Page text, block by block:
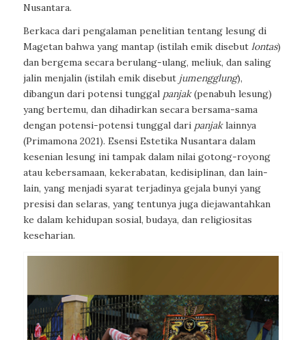
Nusantara.
Berkaca dari pengalaman penelitian tentang lesung di
Magetan bahwa yang mantap (istilah emik disebut lontas)
dan bergema secara berulang-ulang, meliuk, dan saling
jalin menjalin (istilah emik disebut jumengglung),
dibangun dari potensi tunggal panjak(penabuh lesung)
yang bertemu, dan dihadirkan secara bersama-sama
dengan potensi-potensi tunggal dari panjaklainnya
(Primamona 2021). Esensi Estetika Nusantara dalam
kesenian lesung ini tampak dalam nilai gotong-royong
atau kebersamaan, kekerabatan, kedisiplinan, dan lain-
lain, yang menjadi syarat terjadinya gejala bunyi yang
presisi dan selaras, yang tentunya juga diejawantahkan
ke dalam kehidupan sosial, budaya, dan religiositas
keseharian.